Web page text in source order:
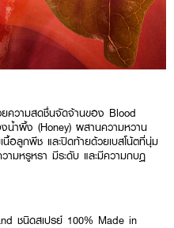
ความสดชื่นจัดจ้านของ Blood
น้ำผึ้ง (Honey) ผสานความหวาน
อลูกพีช และปิดท้ายด้วยเบสโน้ตที่นุ่ม
มหรูหรา มีระดับ และมีความกบฏ
ชนิดสเปรย์ 100% Made in